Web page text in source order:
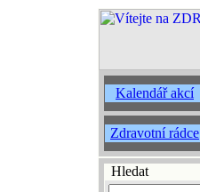
Kalendář akcí
Zdravotní rádce
Hledat